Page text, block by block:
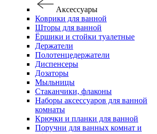
Аксессуары
Коврики для ванной
Шторы для ванной
Ёршики и стойки туалетные
Держатели
Полотенцедержатели
Диспенсеры
Дозаторы
Мыльницы
Стаканчики, флаконы
Наборы аксессуаров для ванной
комнаты
Крючки и планки для ванной
Поручни для ванных комнат и